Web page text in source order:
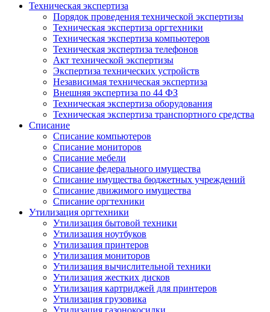
Техническая экспертиза
Порядок проведения технической экспертизы
Техническая экспертиза оргтехники
Техническая экспертиза компьютеров
Техническая экспертиза телефонов
Акт технической экспертизы
Экспертиза технических устройств
Независимая техническая экспертиза
Внешняя экспертиза по 44 ФЗ
Техническая экспертиза оборудования
Техническая экспертиза транспортного средства
Списание
Списание компьютеров
Списание мониторов
Cписание мебели
Списание федерального имущества
Списание имущества бюджетных учреждений
Списание движимого имущества
Списание оргтехники
Утилизация оргтехники
Утилизация бытовой техники
Утилизация ноутбуков
Утилизация принтеров
Утилизация мониторов
Утилизация вычислительной техники
Утилизация жестких дисков
Утилизация картриджей для принтеров
Утилизация грузовика
Утилизация газонокосилки